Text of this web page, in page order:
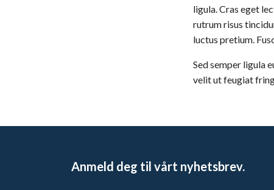
ligula. Cras eget
rutrum risus
luctus pretium.
Sed semper ligula
velit ut feugiat
Anmeld deg til vårt nyhetsbrev.